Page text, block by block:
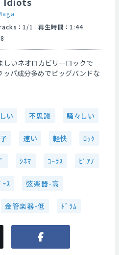
： 1/1 再生時間 ： 1:44
しいネオロカビリーロックで
ッパ成分多めでビッグバンドな
い 不思議 騒々しい
速い 軽快 ﾛｯｸ
ｼﾈﾏ ｺｰﾗｽ ﾋﾟｱﾉ
ｰｽ 弦楽器-高
金管楽器-低 ﾄﾞﾗﾑ